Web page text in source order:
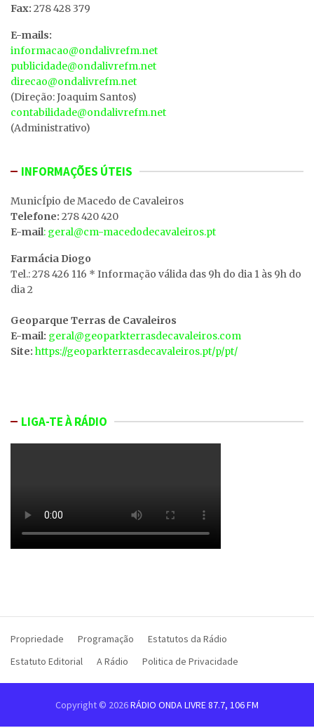
Fax: 278 428 379
E-mails:
informacao@ondalivrefm.net
publicidade@ondalivrefm.net
direcao@ondalivrefm.net
(Direção: Joaquim Santos)
contabilidade@ondalivrefm.net
(Administrativo)
INFORMAÇÕES ÚTEIS
MunicÍpio de Macedo de Cavaleiros
Telefone: 278 420 420
E-mail: geral@cm-macedodecavaleiros.pt
Farmácia Diogo
Tel.: 278 426 116 * Informação válida das 9h do dia 1 às 9h do
dia 2
Geoparque Terras de Cavaleiros
E-mail: geral@geoparkterrasdecavaleiros.com
Site: https://geoparkterrasdecavaleiros.pt/p/pt/
LIGA-TE À RÁDIO
Propriedade Programação
Estatutos da Rádio
Estatuto Editorial
A Rádio Politica de Privacidade
Copyright © 2026RÁDIO ONDA LIVRE 87.7, 106 FM